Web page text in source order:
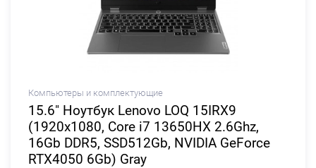
Компьютеры и комплектующие
15.6" Ноутбук Lenovo LOQ 15IRX9
(1920x1080, Core i7 13650HX 2.6Ghz,
16Gb DDR5, SSD512Gb, NVIDIA GeForce
RTX4050 6Gb) Gray